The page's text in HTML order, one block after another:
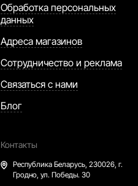
Обработка персональных
данных
Адреса магазинов
Сотрудничество и реклама
Связаться с нами
Блог
Контакты
Республика Беларусь, 230026, г.
Гродно, ул. Победы. 30